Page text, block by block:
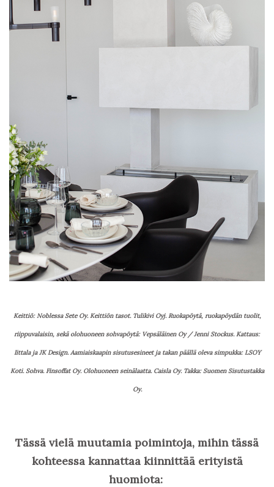
Keittiö: Noblessa Sete Oy. Keittiön tasot. Tulikivi Oyj.Ruokapöytä, ruokapöydän tuolit,
riippuvalaisin, sekä olohuoneen sohvapöytä: Vepsäläinen Oy / Jenni Stockus. Kattaus:
Iittala ja JK Design. Aamiaiskaapin sisutusesineet ja takan päällä oleva simpukka: LSOY
Koti. Sohva. Finsoffat Oy. Olohuoneen seinälaatta. Caisla Oy. Takka: Suomen Sisutustakka
Oy.
Tässä vielä muutamia poimintoja, mihin tässä
kohteessa kannattaa kiinnittää erityistä
huomiota: